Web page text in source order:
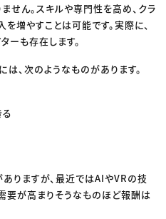
せん。スキルや専門性を高め、クラ
を増やすことは可能です。実際に、
ーも存在します。
、次のようなものがあります。
りますが、最近ではAIやVRの技
要が高まりそうなものほど報酬は